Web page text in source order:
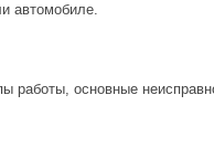
автомобиле.
работы, основные